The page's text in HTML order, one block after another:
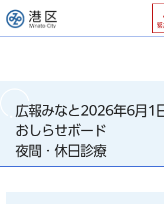
港区
緊
広報みなと2026年6月1
おしらせボード
夜間・休日診療